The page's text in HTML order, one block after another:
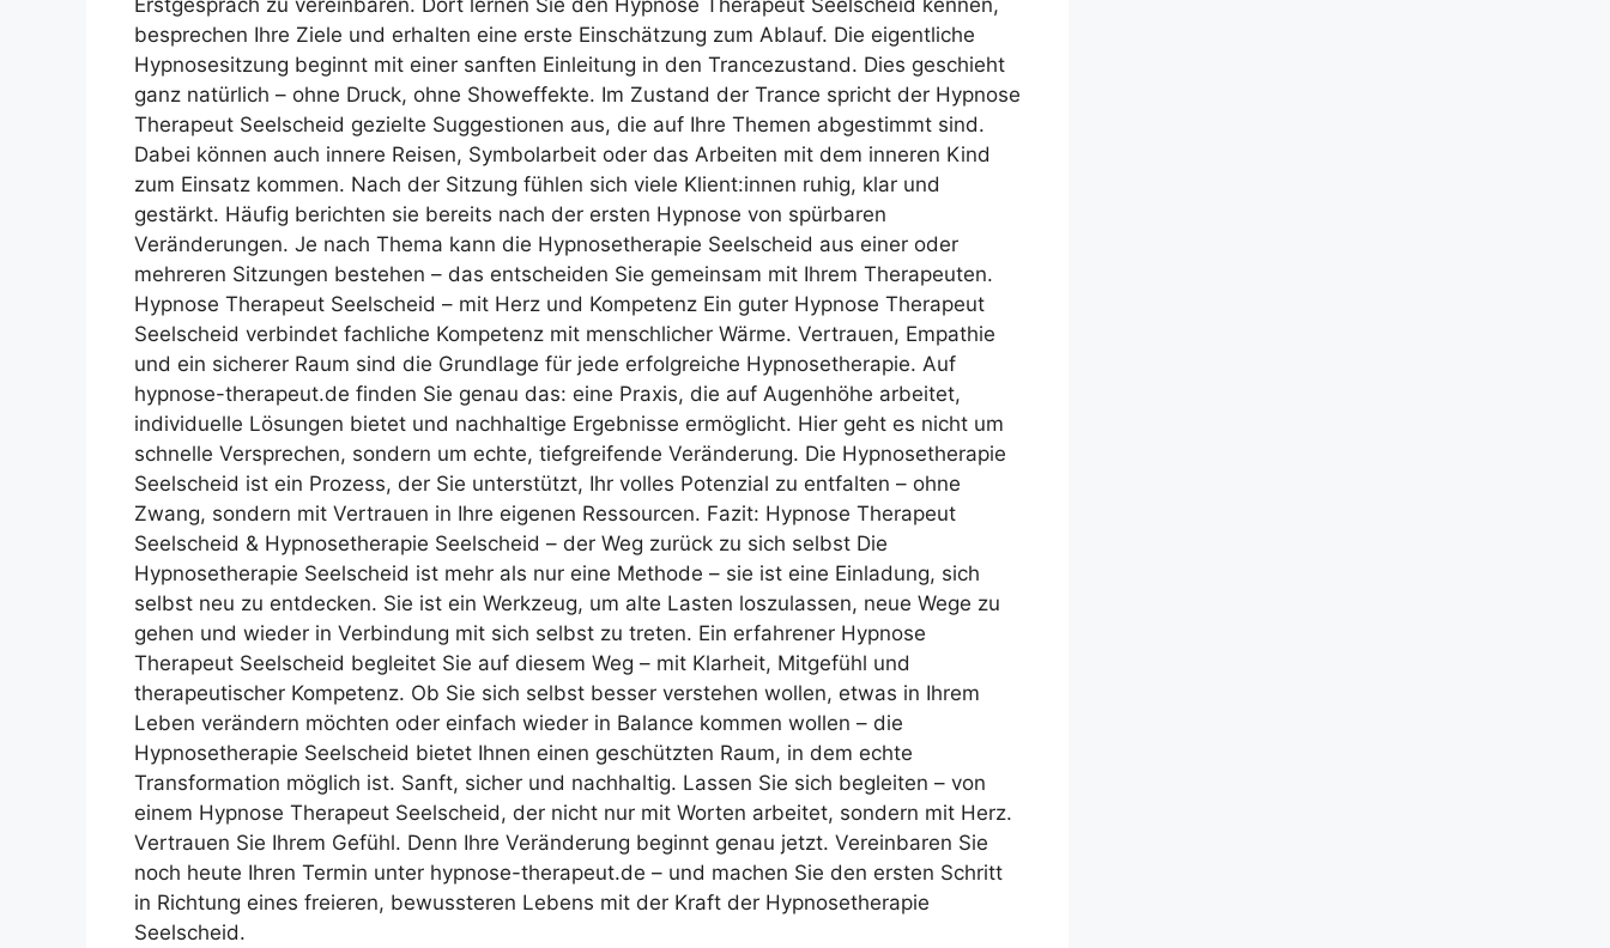
Erstgespräch zu vereinbaren. Dort lernen Sie den Hypnose Therapeut Seelscheid kennen,
besprechen Ihre Ziele und erhalten eine erste Einschätzung zum Ablauf. Die eigentliche
Hypnosesitzung beginnt mit einer sanften Einleitung in den Trancezustand. Dies geschieht
ganz natürlich – ohne Druck, ohne Showeffekte. Im Zustand der Trance spricht der Hypnose
Therapeut Seelscheid gezielte Suggestionen aus, die auf Ihre Themen abgestimmt sind.
Dabei können auch innere Reisen, Symbolarbeit oder das Arbeiten mit dem inneren Kind
zum Einsatz kommen. Nach der Sitzung fühlen sich viele Klient:innen ruhig, klar und
gestärkt. Häufig berichten sie bereits nach der ersten Hypnose von spürbaren
Veränderungen. Je nach Thema kann die Hypnosetherapie Seelscheid aus einer oder
mehreren Sitzungen bestehen – das entscheiden Sie gemeinsam mit Ihrem Therapeuten.
Hypnose Therapeut Seelscheid – mit Herz und Kompetenz Ein guter Hypnose Therapeut
Seelscheid verbindet fachliche Kompetenz mit menschlicher Wärme. Vertrauen, Empathie
und ein sicherer Raum sind die Grundlage für jede erfolgreiche Hypnosetherapie. Auf
hypnose-therapeut.de finden Sie genau das: eine Praxis, die auf Augenhöhe arbeitet,
individuelle Lösungen bietet und nachhaltige Ergebnisse ermöglicht. Hier geht es nicht um
schnelle Versprechen, sondern um echte, tiefgreifende Veränderung. Die Hypnosetherapie
Seelscheid ist ein Prozess, der Sie unterstützt, Ihr volles Potenzial zu entfalten – ohne
Zwang, sondern mit Vertrauen in Ihre eigenen Ressourcen. Fazit: Hypnose Therapeut
Seelscheid & Hypnosetherapie Seelscheid – der Weg zurück zu sich selbst Die
Hypnosetherapie Seelscheid ist mehr als nur eine Methode – sie ist eine Einladung, sich
selbst neu zu entdecken. Sie ist ein Werkzeug, um alte Lasten loszulassen, neue Wege zu
gehen und wieder in Verbindung mit sich selbst zu treten. Ein erfahrener Hypnose
Therapeut Seelscheid begleitet Sie auf diesem Weg – mit Klarheit, Mitgefühl und
therapeutischer Kompetenz. Ob Sie sich selbst besser verstehen wollen, etwas in Ihrem
Leben verändern möchten oder einfach wieder in Balance kommen wollen – die
Hypnosetherapie Seelscheid bietet Ihnen einen geschützten Raum, in dem echte
Transformation möglich ist. Sanft, sicher und nachhaltig. Lassen Sie sich begleiten – von
einem Hypnose Therapeut Seelscheid, der nicht nur mit Worten arbeitet, sondern mit Herz.
Vertrauen Sie Ihrem Gefühl. Denn Ihre Veränderung beginnt genau jetzt. Vereinbaren Sie
noch heute Ihren Termin unter hypnose-therapeut.de – und machen Sie den ersten Schritt
in Richtung eines freieren, bewussteren Lebens mit der Kraft der Hypnosetherapie
Seelscheid.